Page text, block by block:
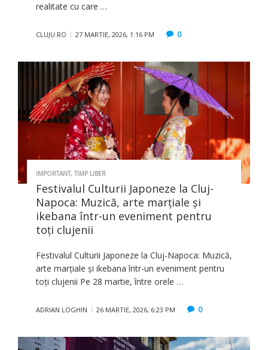
realitate cu care …
CLUJU.RO 27 MARTIE, 2026, 1:16 PM 0
IMPORTANT, TIMP LIBER
Festivalul Culturii Japoneze la Cluj-
Napoca: Muzică, arte marțiale și
ikebana într-un eveniment pentru
toți clujenii
Festivalul Culturii Japoneze la Cluj-Napoca: Muzică,
arte marțiale și ikebana într-un eveniment pentru
toți clujenii Pe 28 martie, între orele …
ADRIAN LOGHIN 26 MARTIE, 2026, 6:23 PM 0